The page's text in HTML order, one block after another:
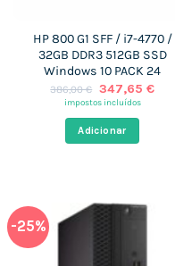
HP 800 G1 SFF / i7-4770 /
32GB DDR3 512GB SSD
Windows 10 PACK 24
386,00€ O
preço
era:
386,00 €.
347,65 €O
impostos incluídos
Adicionar
-25%